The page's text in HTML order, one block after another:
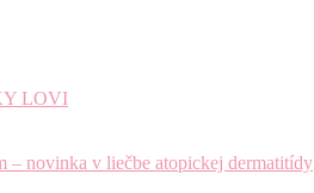
LOVI
– novinka v liečbe atopickej dermatitídy